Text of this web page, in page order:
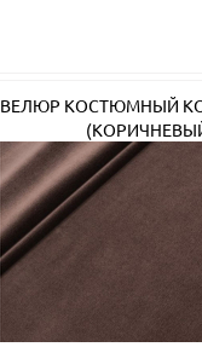
ВЕЛЮР КОСТЮМНЫЙ